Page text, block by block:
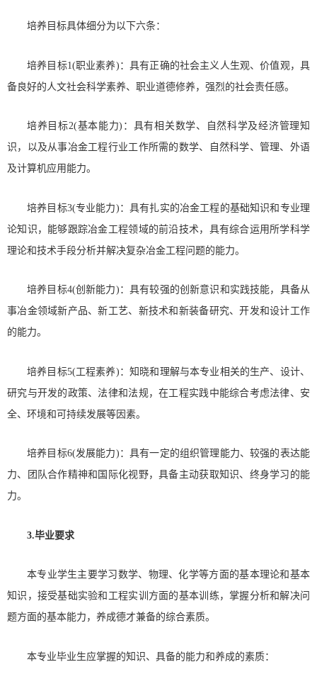
培养目标具体细分为以下六条：
培养目标1(职业素养)：具有正确的社会主义人生观、价值观，具
备良好的人文社会科学素养、职业道德修养，强烈的社会责任感。
培养目标2(基本能力)：具有相关数学、自然科学及经济管理知
识，以及从事冶金工程行业工作所需的数学、自然科学、管理、外语
及计算机应用能力。
培养目标3(专业能力)：具有扎实的冶金工程的基础知识和专业理
论知识，能够跟踪冶金工程领域的前沿技术，具有综合运用所学科学
理论和技术手段分析并解决复杂冶金工程问题的能力。
培养目标4(创新能力)：具有较强的创新意识和实践技能，具备从
事冶金领域新产品、新工艺、新技术和新装备研究、开发和设计工作
的能力。
培养目标5(工程素养)：知晓和理解与本专业相关的生产、设计、
研究与开发的政策、法律和法规，在工程实践中能综合考虑法律、安
全、环境和可持续发展等因素。
培养目标6(发展能力)：具有一定的组织管理能力、较强的表达能
力、团队合作精神和国际化视野，具备主动获取知识、终身学习的能
力。
3.毕业要求
本专业学生主要学习数学、物理、化学等方面的基本理论和基本
知识，接受基础实验和工程实训方面的基本训练，掌握分析和解决问
题方面的基本能力，养成德才兼备的综合素质。
本专业毕业生应掌握的知识、具备的能力和养成的素质：